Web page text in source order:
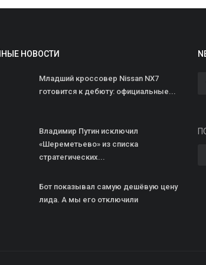
НОВОСТИ
Младший кроссовер Nissan NX7
готовится к дебюту: официальные...
Владимир Путин исключил
«Шереметьево» из списка
стратегических...
Бот показывал самую дешёвую цену
лида. А мы его отключили